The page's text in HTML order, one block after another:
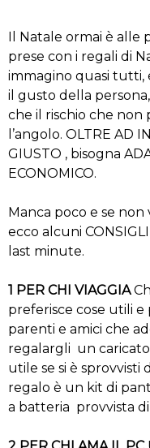
Il Natale ormai è alle
prese con i regali di
immagino quasi
il gusto della
che il rischio che non
l’angolo. OLTRE AD
GIUSTO , bisogna
ECONOMICO.
Manca poco e se
ecco alcuni
last minute.
1 PER CHI VIAGGIA
preferisce cose utili e
parenti e amici che
regalargli un
utile se si è sprovvisti
regalo è un kit di
a batteria provvista